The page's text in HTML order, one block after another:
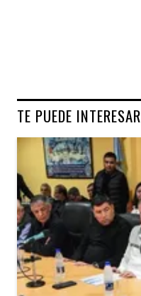
TE PUEDE INTERESAR